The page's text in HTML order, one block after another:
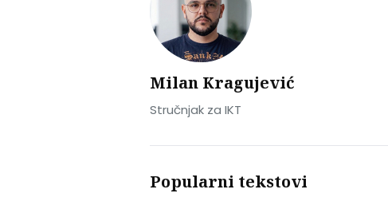
Milan Kragujević
Stručnjak za IKT
Popularni tekstovi